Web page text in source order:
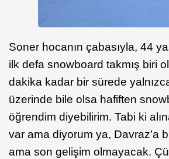
Soner hocanın çabasıyla, 44
ilk defa snowboard takmış biri
dakika kadar bir sürede
üzerinde bile olsa hafiften
öğrendim diyebilirim. Tabi ki
var ama diyorum ya, Davraz’a
ama son gelişim olmayacak.